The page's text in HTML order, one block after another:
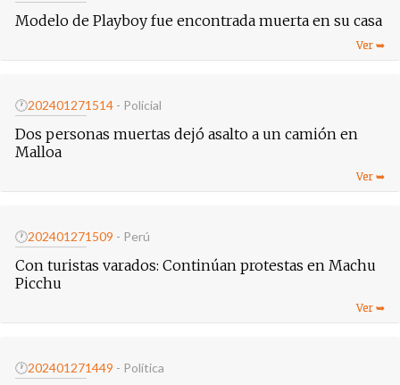
Modelo de Playboy fue encontrada muerta en su casa
🕐202401271514 - Policial
Dos personas muertas dejó asalto a un camión en
Malloa
🕐202401271509 - Perú
Con turistas varados: Continúan protestas en Machu
Picchu
🕐202401271449 - Política